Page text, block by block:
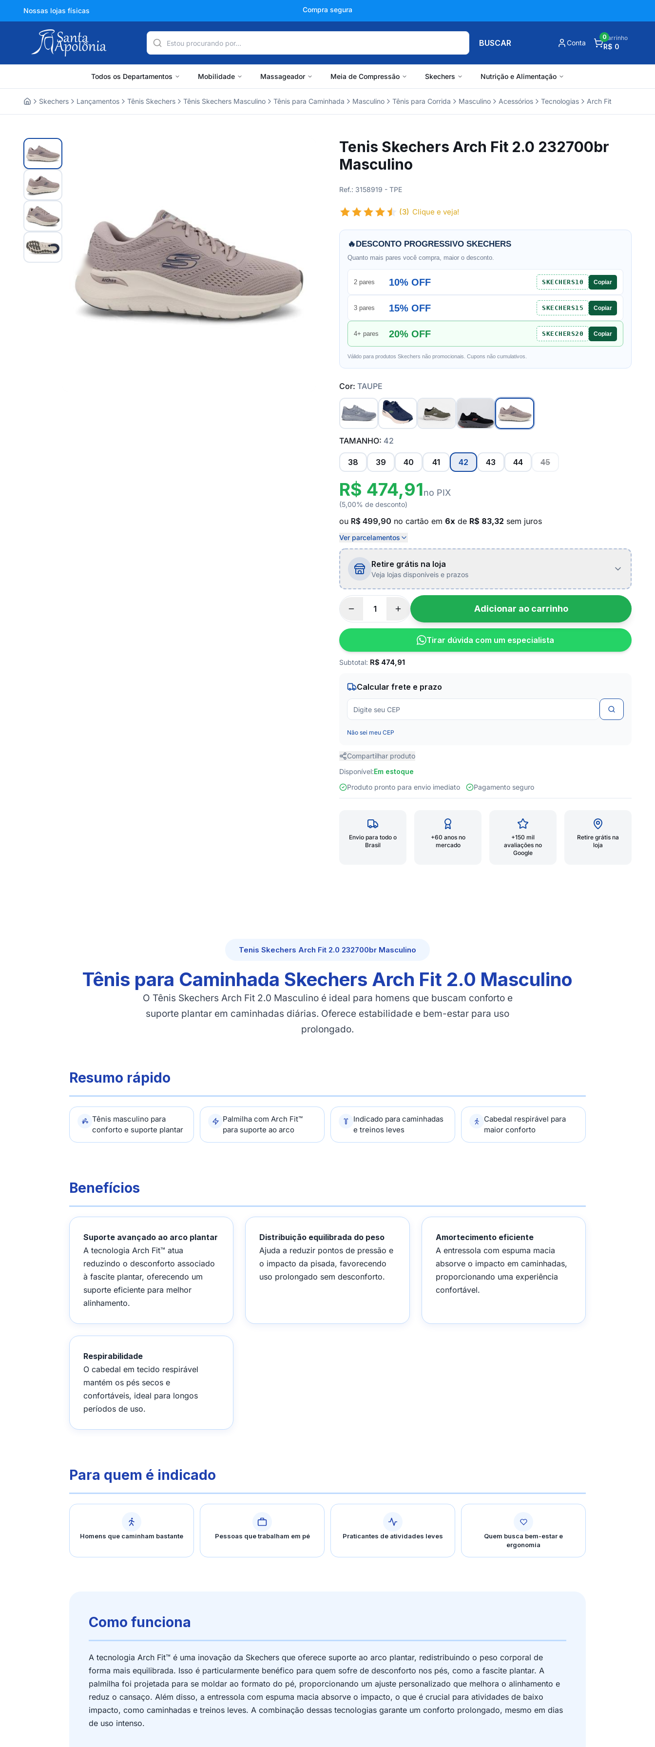
Nossas lojas físicas +150 mil avaliações
BUSCAR Conta
Carrinho
R$ 0
0
Todos os Departamentos Mobilidade Massageador Meia de Compressão Skechers Nutrição e Alimentação
Skechers Lançamentos Tênis Skechers Tênis Skechers Masculino Tênis para Caminhada Masculino Tênis para Corrida Masculino Acessórios Tecnologias Arch Fit
Tenis Skechers Arch Fit 2.0 232700br
Masculino
Ref.: 3158919 - TPE
(3) Clique e veja!
🔥DESCONTO PROGRESSIVO SKECHERS
Quanto mais pares você compra, maior o desconto.
2 pares 10% OFF SKECHERS10 Copiar
3 pares 15% OFF SKECHERS15 Copiar
4+ pares 20% OFF SKECHERS20 Copiar
Válido para produtos Skechers não promocionais. Cupons não cumulativos.
Cor: TAUPE
TAMANHO: 42
38 39 40 41 42 43 44 45
R$ 474,91no PIX
(5,00% de desconto)
ou R$ 499,90 no cartão em 6x de R$ 83,32 sem juros
Ver parcelamentos
Retire grátis na loja
Veja lojas disponíveis e prazos
Adicionar ao carrinho
Tirar dúvida com um especialista
Subtotal: R$ 474,91
Calcular frete e prazo
Não sei meu CEP
Compartilhar produto
Disponível:Em estoque
Produto pronto para envio imediato
Pagamento seguro
Envio para todo o
Brasil
+60 anos no
mercado
+150 mil
avaliações no
Google
Retire grátis na
loja
Tenis Skechers Arch Fit 2.0 232700br Masculino
Tênis para Caminhada Skechers Arch Fit 2.0 Masculino
O Tênis Skechers Arch Fit 2.0 Masculino é ideal para homens que buscam conforto e
suporte plantar em caminhadas diárias. Oferece estabilidade e bem-estar para uso
prolongado.
Resumo rápido
Tênis masculino para
conforto e suporte plantar
Palmilha com Arch Fit™
para suporte ao arco
Indicado para caminhadas
e treinos leves
Cabedal respirável para
maior conforto
Benefícios
Suporte avançado ao arco plantar
A tecnologia Arch Fit™ atua
reduzindo o desconforto associado
à fascite plantar, oferecendo um
suporte eficiente para melhor
alinhamento.
Distribuição equilibrada do peso
Ajuda a reduzir pontos de pressão e
o impacto da pisada, favorecendo
uso prolongado sem desconforto.
Amortecimento eficiente
A entressola com espuma macia
absorve o impacto em caminhadas,
proporcionando uma experiência
confortável.
Respirabilidade
O cabedal em tecido respirável
mantém os pés secos e
confortáveis, ideal para longos
períodos de uso.
Para quem é indicado
Homens que caminham bastante Pessoas que trabalham em pé Praticantes de atividades leves
Quem busca bem-estar e
ergonomia
Como funciona
A tecnologia Arch Fit™ é uma inovação da Skechers que oferece suporte ao arco plantar, redistribuindo o peso corporal de
forma mais equilibrada. Isso é particularmente benéfico para quem sofre de desconforto nos pés, como a fascite plantar. A
palmilha foi projetada para se moldar ao formato do pé, proporcionando um ajuste personalizado que melhora o alinhamento e
reduz o cansaço. Além disso, a entressola com espuma macia absorve o impacto, o que é crucial para atividades de baixo
impacto, como caminhadas e treinos leves. A combinação dessas tecnologias garante um conforto prolongado, mesmo em dias
de uso intenso.